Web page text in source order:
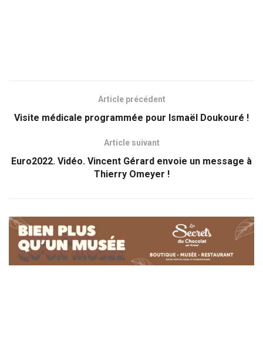
Article précédent
Visite médicale programmée pour Ismaël Doukouré !
Article suivant
Euro2022. Vidéo. Vincent Gérard envoie un message à
Thierry Omeyer !